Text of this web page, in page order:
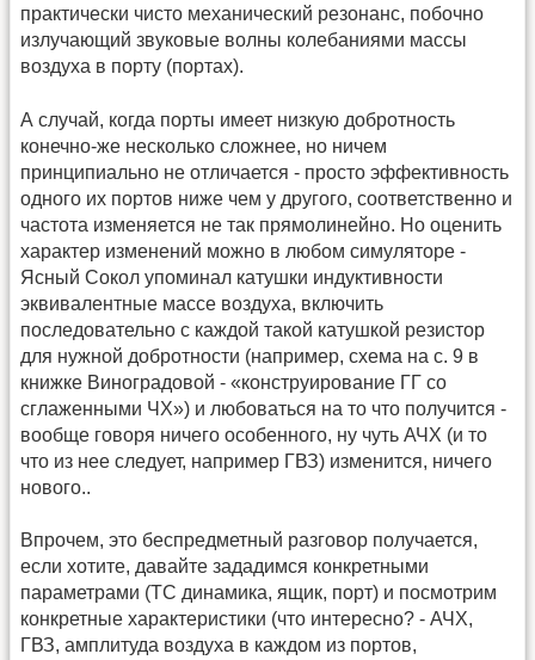
практически чисто механический резонанс, побочно
излучающий звуковые волны колебаниями массы
воздуха в порту (портах).
А случай, когда порты имеет низкую добротность
конечно-же несколько сложнее, но ничем
принципиально не отличается - просто эффективность
одного их портов ниже чем у другого, соответственно и
частота изменяется не так прямолинейно. Но оценить
характер изменений можно в любом симуляторе -
Ясный Сокол упоминал катушки индуктивности
эквивалентные массе воздуха, включить
последовательно с каждой такой катушкой резистор
для нужной добротности (например, схема на с. 9 в
книжке Виноградовой - «конструирование ГГ со
сглаженными ЧХ») и любоваться на то что получится -
вообще говоря ничего особенного, ну чуть АЧХ (и то
что из нее следует, например ГВЗ) изменится, ничего
нового..
Впрочем, это беспредметный разговор получается,
если хотите, давайте зададимся конкретными
параметрами (ТС динамика, ящик, порт) и посмотрим
конкретные характеристики (что интересно? - АЧХ,
ГВЗ, амплитуда воздуха в каждом из портов,